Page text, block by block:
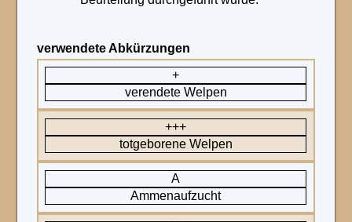
verwendete Abkürzungen
+
verendete Welpen
+++
totgeborene Welpen
A
Ammenaufzucht